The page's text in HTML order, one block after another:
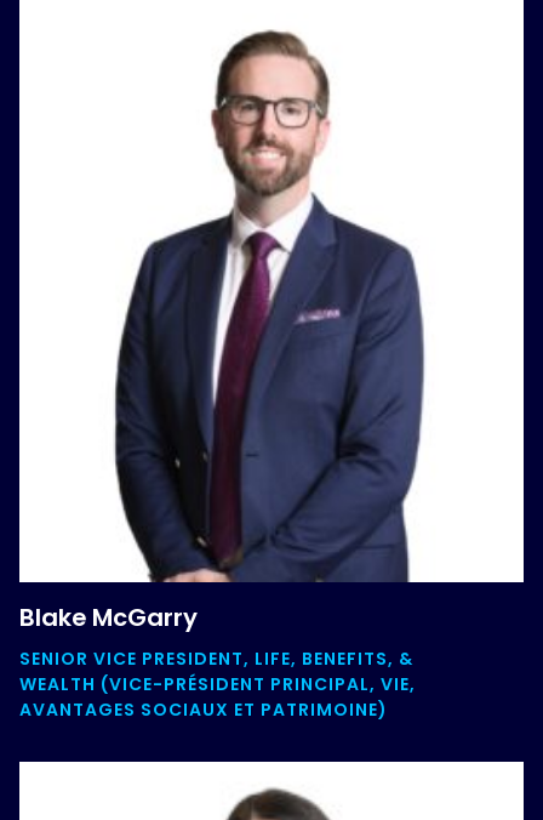
Blake McGarry
SENIOR VICE PRESIDENT, LIFE, BENEFITS, &
WEALTH (VICE-PRÉSIDENT PRINCIPAL, VIE,
AVANTAGES SOCIAUX ET PATRIMOINE)